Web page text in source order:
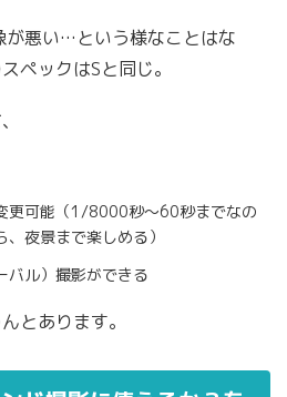
が悪い…という様なことはな
ペックはSと同じ。
更可能（1/8000秒～60秒までなの
夜景まで楽しめる）
バル）撮影ができる
とあります。